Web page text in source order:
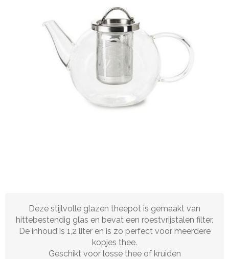
Deze stijlvolle glazen theepot is gemaakt van
hittebestendig glas en bevat een roestvrijstalen filter.
De inhoud is 1,2 liter en is zo perfect voor meerdere
kopjes thee.
Geschikt voor losse thee of kruiden